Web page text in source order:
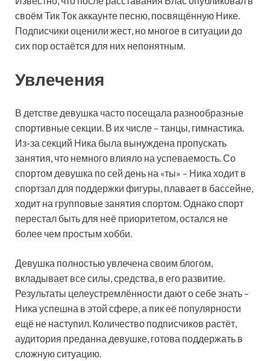
своём Тик Ток аккаунте песню, посвящённую Нике.
Подписчики оценили жест, но многое в ситуации до
сих пор остаётся для них непонятным.
Увлечения
В детстве девушка часто посещала разнообразные
спортивные секции. В их числе – танцы, гимнастика.
Из-за секций Ника была вынуждена пропускать
занятия, что немного влияло на успеваемость. Со
спортом девушка по сей день на «ты» – Ника ходит в
спортзал для поддержки фигуры, плавает в бассейне,
ходит на групповые занятия спортом. Однако спорт
перестал быть для неё приоритетом, остался не
более чем простым хобби.
Девушка полностью увлечена своим блогом,
вкладывает все силы, средства, в его развитие.
Результаты целеустремлённости дают о себе знать –
Ника успешна в этой сфере, а пик её популярности
ещё не наступил. Количество подписчиков растёт,
аудитория преданна девушке, готова поддержать в
сложную ситуацию.